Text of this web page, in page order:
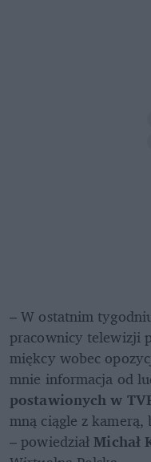
– W ostatnim
pracownicy telewizji
miękcy wobec
mnie informacja od
postawionych w
mną ciągle z
– powiedział Michał